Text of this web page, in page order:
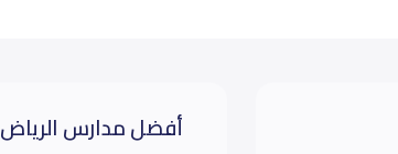
أفضل مدارس الرياض